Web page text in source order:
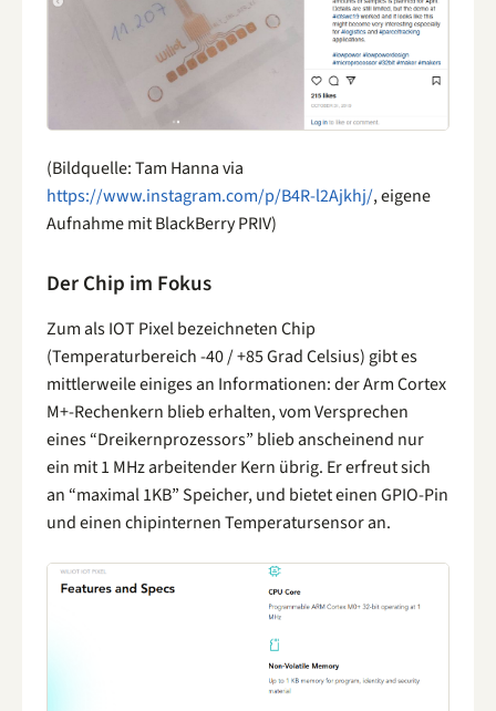
(Bildquelle: Tam Hanna via
https://www.instagram.com/p/B4R-l2Ajkhj/, eigene
Aufnahme mit BlackBerry PRIV)
Der Chip im Fokus
Zum als IOT Pixel bezeichneten Chip
(Temperaturbereich -40 / +85 Grad Celsius) gibt es
mittlerweile einiges an Informationen: der Arm Cortex
M+-Rechenkern blieb erhalten, vom Versprechen
eines “Dreikernprozessors” blieb anscheinend nur
ein mit 1 MHz arbeitender Kern übrig. Er erfreut sich
an “maximal 1KB” Speicher, und bietet einen GPIO-Pin
und einen chipinternen Temperatursensor an.